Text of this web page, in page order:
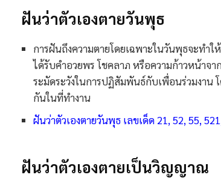
ฝันว่าตัวเองตายวันพุธ​
การฝันถึงความตายโดยเฉพาะในวันพุธจะทำ
ได้รับคำอวยพร โชคลาภ หรือความก้าวหน้าจ
ระมัดระวังในการปฏิสัมพันธ์กับเพื่อนร่วมงาน
กันในที่ทำงาน
ฝันว่าตัวเองตายวันพุธ เลขเด็ด 21, 52, 55,
ฝันว่าตัวเองตายเป็นวิญญาณ​